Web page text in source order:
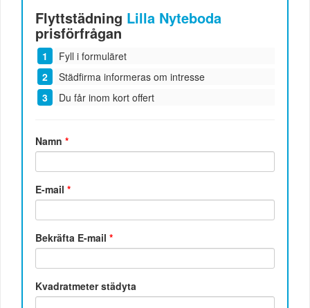
Flyttstädning Lilla Nyteboda
prisförfrågan
Fyll i formuläret
Städfirma informeras om intresse
Du får inom kort offert
Namn*
E-mail*
Bekräfta E-mail*
Kvadratmeter städyta